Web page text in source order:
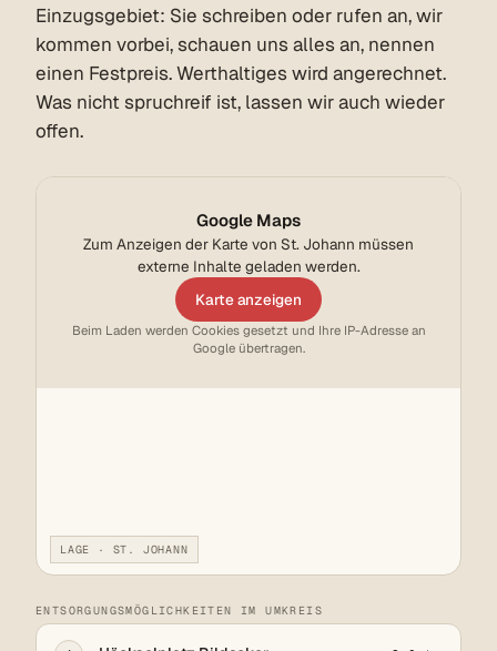
Einzugsgebiet: Sie schreiben oder rufen an, wir
kommen vorbei, schauen uns alles an, nennen
einen Festpreis. Werthaltiges wird angerechnet.
Was nicht spruchreif ist, lassen wir auch wieder
offen.
Google Maps
Zum Anzeigen der Karte von St. Johann müssen
externe Inhalte geladen werden.
Karte anzeigen
Beim Laden werden Cookies gesetzt und Ihre IP-Adresse an
Google übertragen.
LAGE · ST. JOHANN
ENTSORGUNGSMÖGLICHKEITEN IM UMKREIS